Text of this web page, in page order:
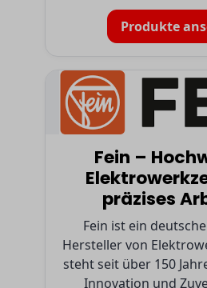
Produkte
Fein –
präzises
Fein ist ein
Hersteller von
steht seit über 150
Innovation und